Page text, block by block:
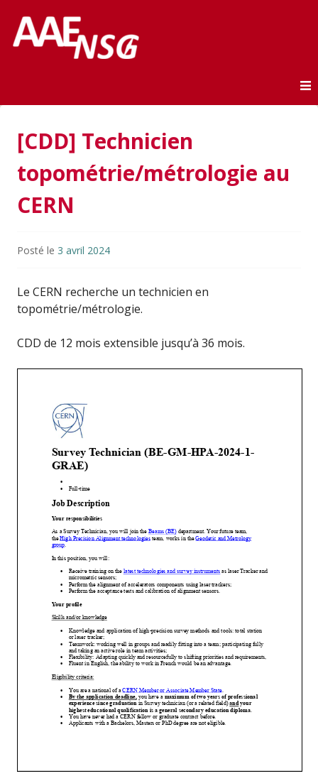
AAE-ENSG
[CDD] Technicien
topométrie/métrologie au
CERN
Posté le 3 avril 2024
Le CERN recherche un technicien en
topométrie/métrologie.
CDD de 12 mois extensible jusqu’à 36 mois.